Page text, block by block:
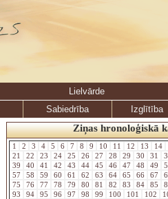
Lielvārde
Sabiedrība
Izglītība
Ziņas hronoloģiskā
1 2 3 4 5 6 7 8 9 10 11 12 13 14
21
22 23 24 25 26 27 28 29 30 31
39
40 41 42 43 44 45 46 47 48 49
57
58 59 60 61 62 63 64 65 66 67
75
76 77 78 79 80 81 82 83 84 85
93
94 95 96 97 98 99 100 101 102